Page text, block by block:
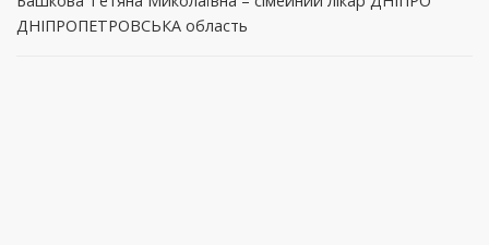
ДНІПРОПЕТРОВСЬКА область